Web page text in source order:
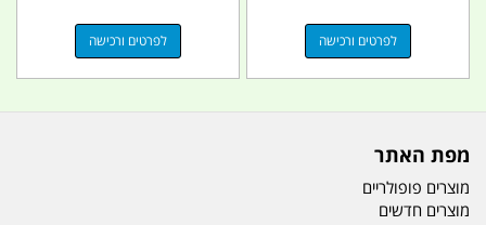
לפרטים ורכישה לפרטים ורכישה
מפת האתר
מוצרים פופולריים
מוצרים חדשים